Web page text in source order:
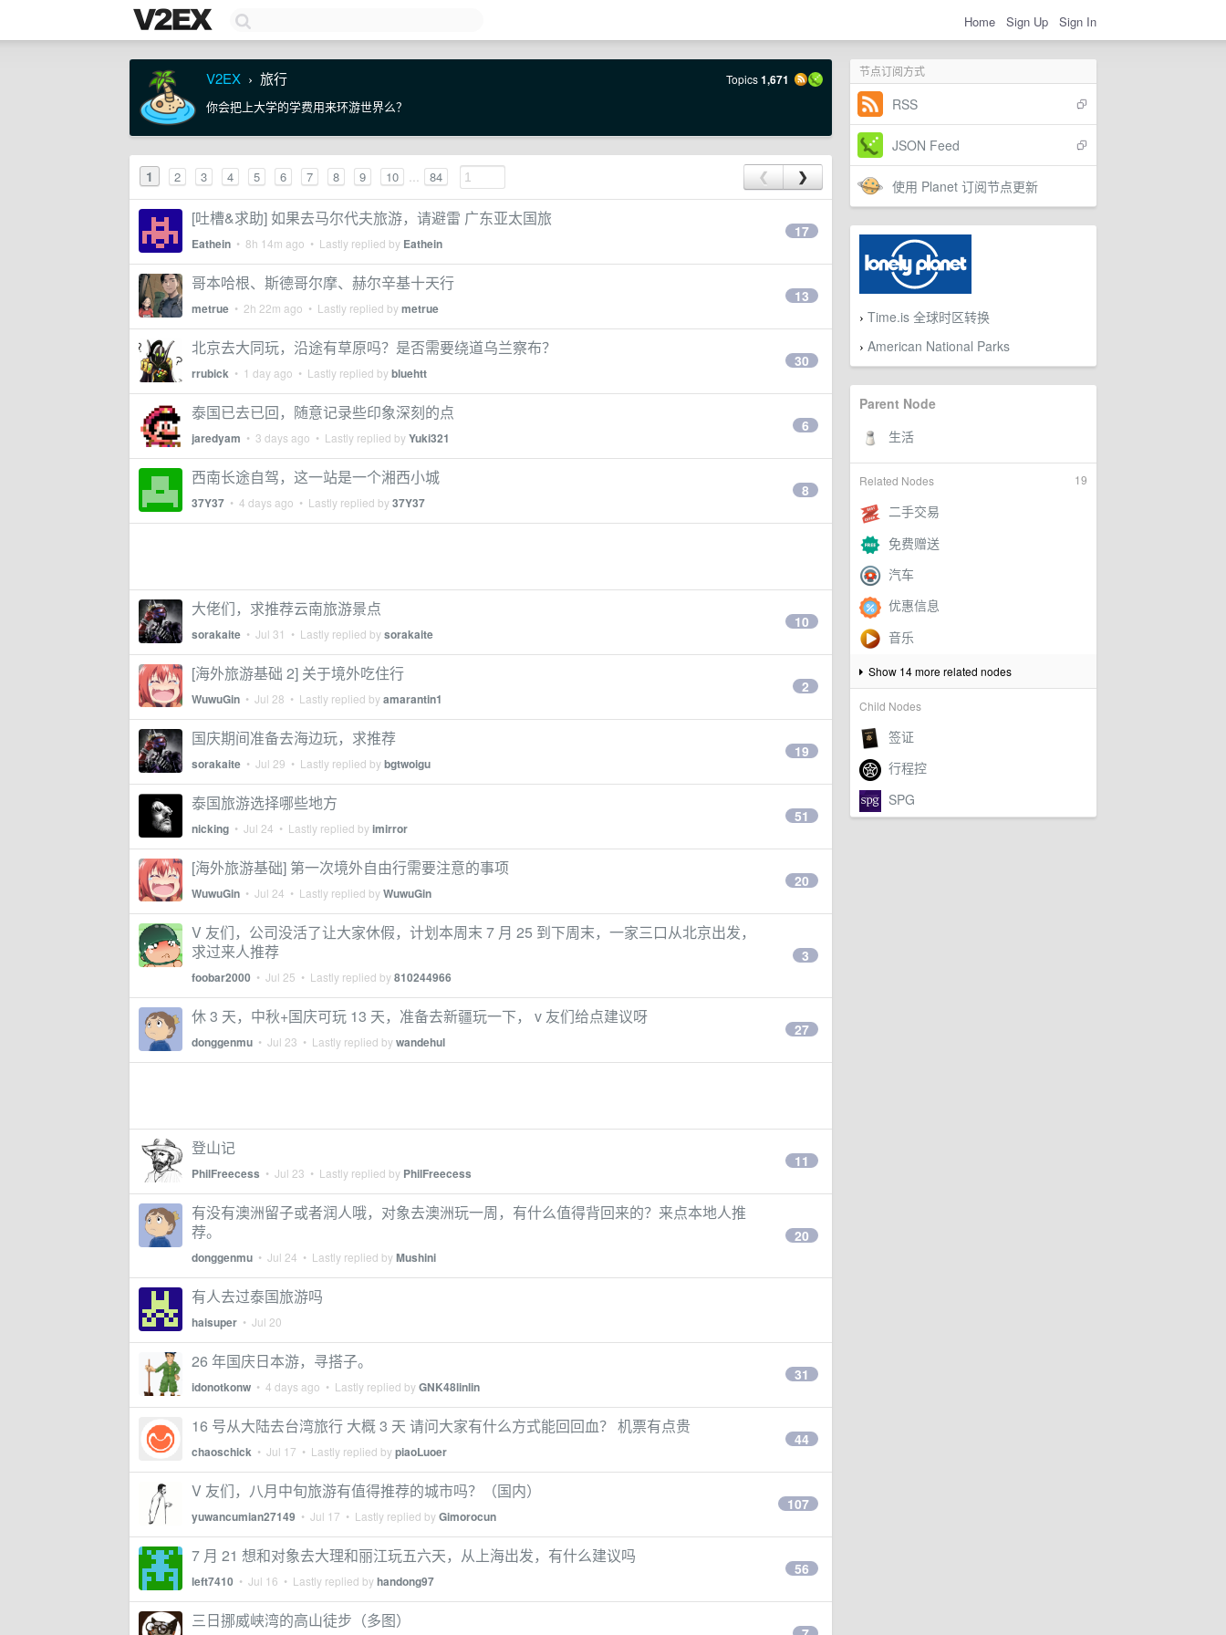
Home Sign Up Sign In
节点订阅方式
RSS
JSON Feed
使用 Planet 订阅节点更新
› Time.is 全球时区转换
› American National Parks
Parent Node
19
Related Nodes
Show 14 more related nodes
Child Nodes
V2EX › 旅行 Topics1,671
你会把上大学的学费用来环游世界么？
1 2 3 4 5 6 7 8 9 10 ... 84 ❮ ❯
[吐槽&求助] 如果去马尔代夫旅游，请避雷 广东亚太国旅
Eathein • 8h 14m ago • Lastly replied by Eathein
17
哥本哈根、斯德哥尔摩、赫尔辛基十天行
metrue • 2h 22m ago • Lastly replied bymetrue
13
北京去大同玩，沿途有草原吗？是否需要绕道乌兰察布？
rrubick • 1 day ago • Lastly replied bybluehtt
30
泰国已去已回，随意记录些印象深刻的点
jaredyam • 3 days ago • Lastly replied byYuki321
6
西南长途自驾，这一站是一个湘西小城
37Y37 • 4 days ago • Lastly replied by37Y37
8
大佬们，求推荐云南旅游景点
sorakaite • Jul 31 • Lastly replied bysorakaite
10
[海外旅游基础 2] 关于境外吃住行
WuwuGin • Jul 28 • Lastly replied byamarantin1
2
国庆期间准备去海边玩，求推荐
sorakaite • Jul 29 • Lastly replied bybgtwoigu
19
泰国旅游选择哪些地方
nicking • Jul 24 • Lastly replied byimirror
51
[海外旅游基础] 第一次境外自由行需要注意的事项
WuwuGin • Jul 24 • Lastly replied byWuwuGin
20
V 友们，公司没活了让大家休假，计划本周末 7 月 25 到下周末，一家三口从北京出发，
求过来人推荐
foobar2000 • Jul 25 • Lastly replied by810244966
3
休 3 天，中秋+国庆可玩 13 天，准备去新疆玩一下， v 友们给点建议呀
donggenmu • Jul 23 • Lastly replied bywandehul
27
登山记
PhilFreecess • Jul 23 • Lastly replied by PhilFreecess
11
有没有澳洲留子或者润人哦，对象去澳洲玩一周，有什么值得背回来的？来点本地人推
荐。
donggenmu • Jul 24 • Lastly replied byMushini
20
有人去过泰国旅游吗
haisuper • Jul 20
26 年国庆日本游，寻搭子。
idonotkonw • 4 days ago • Lastly replied byGNK48linlin
31
16 号从大陆去台湾旅行 大概 3 天 请问大家有什么方式能回回血？ 机票有点贵
chaoschick • Jul 17 • Lastly replied bypiaoLuoer
44
V 友们，八月中旬旅游有值得推荐的城市吗？（国内）
yuwancumian27149 • Jul 17 • Lastly replied byGimorocun
107
7 月 21 想和对象去大理和丽江玩五六天，从上海出发，有什么建议吗
left7410 • Jul 16 • Lastly replied byhandong97
56
三日挪威峡湾的高山徒步（多图）